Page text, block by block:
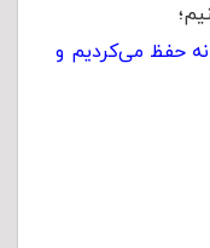
حفظ می‌کردیم و